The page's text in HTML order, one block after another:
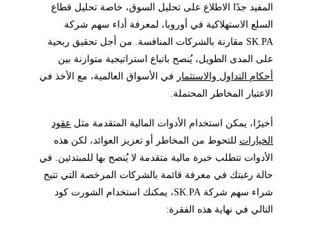
المفيد جدًا الاطلاع على تحليل السوق، خاصة تحليل قطاع
السلع الاستهلاكية في أوروبا، لمعرفة أداء سهم شركة
SK.PA مقارنة بالشركات المنافسة. من أجل تحقيق ربحية
على المدى الطويل، يُنصح باتباع استراتيجية متوازنة بين
أحكام التداول والاستثمار في الأسواق العالمية، مع الأخذ في
الاعتبار المخاطر المحتملة.
أخيرًا، يمكن استخدام الأدوات المالية المتقدمة مثل عقود
الخياراتللتحوط من المخاطر أو تعزيز العوائد، لكن هذه
الأدوات تتطلب خبرة مالية متقدمة لا يُنصح بها للمبتدئين. في
حالة رغبتك في معرفة قائمة بالشركات المرخصة التي تتيح
شراء سهم شركة SK.PA، يمكنك استخدام الشورت كود
التالي في نهاية هذه الفقرة: